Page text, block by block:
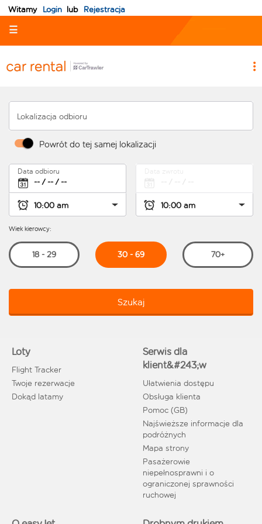
Witamy Login lub Rejestracja
☰
Lokalizacja odbioru
Powrót do tej samej lokalizacji
Data odbioru
Wiek kierowcy:
18 - 29 30 - 69 70+
Szukaj
Loty
Flight Tracker
Twoje rezerwacje
Dokąd latamy
Serwis dla
klient&#243;w
Ułatwienia dostępu
Obsługa klienta
Pomoc (GB)
Najświeższe informacje dla
podróżnych
Mapa strony
Pasażerowie
niepełnosprawni i o
ograniczonej sprawności
ruchowej